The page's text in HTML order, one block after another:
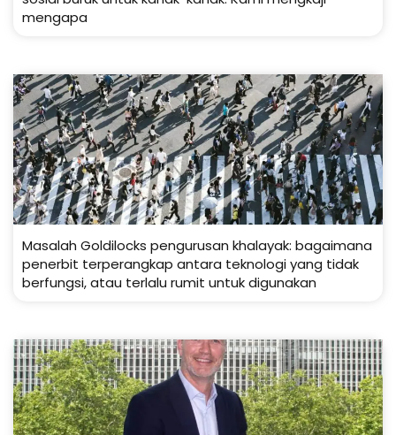
mengapa
Masalah Goldilocks pengurusan khalayak: bagaimana
penerbit terperangkap antara teknologi yang tidak
berfungsi, atau terlalu rumit untuk digunakan